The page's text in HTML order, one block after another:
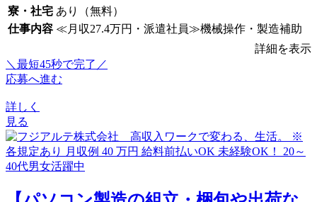
寮・社宅 あり（無料）
仕事内容 ≪月収27.4万円・派遣社員≫機械操作・製造補助
詳細を表示
＼最短45秒で完了／
応募へ進む
詳しく
見る